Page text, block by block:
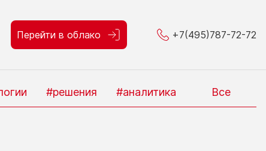
Перейти в облако +7(495)787-72-72
#решения #аналитика Все